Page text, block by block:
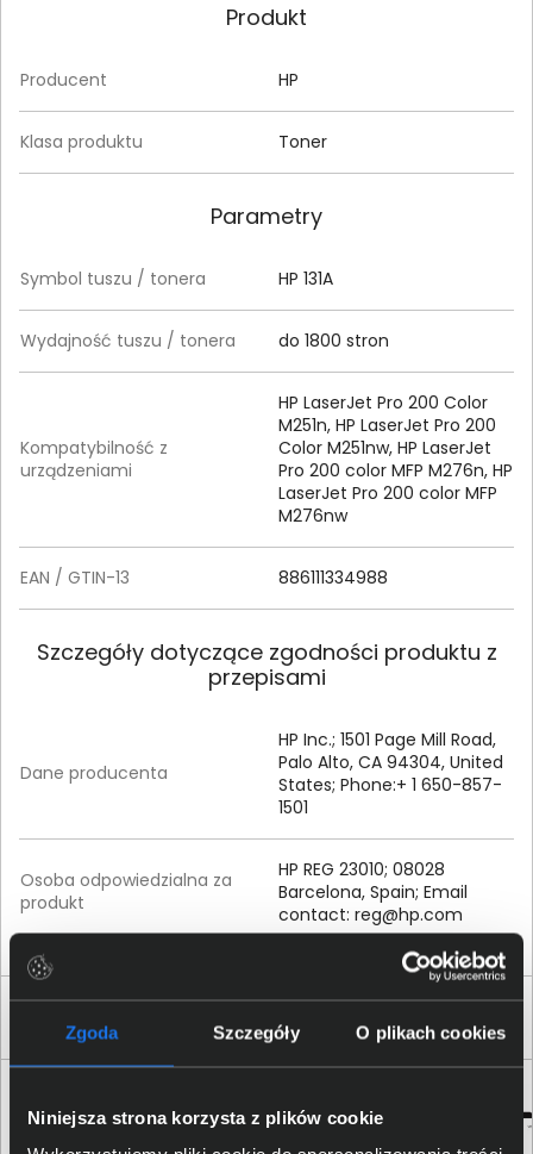
Zgoda Szczegóły O plikach cookies
Niniejsza strona korzysta z plików cookie
Produkt
Producent HP
Klasa produktu Toner
Parametry
Symbol tuszu / tonera HP 131A
Wydajność tuszu / tonera do 1800 stron
Kompatybilność z
urządzeniami
HP LaserJet Pro 200 Color
M251n, HP LaserJet Pro 200
Color M251nw, HP LaserJet
Pro 200 color MFP M276n, HP
LaserJet Pro 200 color MFP
M276nw
EAN / GTIN-13 886111334988
Szczegóły dotyczące zgodności produktu z
przepisami
Dane producenta
HP Inc.; 1501 Page Mill Road,
Palo Alto, CA 94304, United
States; Phone:+ 1 650-857-
1501
Osoba odpowiedzialna za
produkt
HP REG 23010; 08028
Barcelona, Spain; Email
contact: reg@hp.com